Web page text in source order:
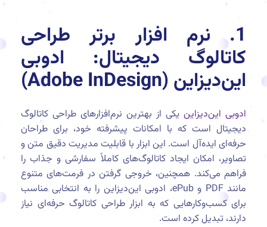
1. نرم افزار برتر طراحی
کاتالوگ دیجیتال: ادوبی
این‌دیزاین (Adobe InDesign)
ادوبی این‌دیزاین یکی از بهترین نرم‌افزارهای طراحی کاتالوگ
دیجیتال است که با امکانات پیشرفته خود، برای طراحان
حرفه‌ای ایده‌آل است. این ابزار با قابلیت مدیریت دقیق متن و
تصاویر، امکان ایجاد کاتالوگ‌های کاملاً سفارشی و جذاب را
فراهم می‌کند. همچنین، خروجی گرفتن در فرمت‌های متنوع
مانند PDF و ePub، ادوبی این‌دیزاین را به انتخابی مناسب
برای کسب‌وکارهایی که به ابزار طراحی کاتالوگ حرفه‌ای نیاز
دارند، تبدیل کرده است.